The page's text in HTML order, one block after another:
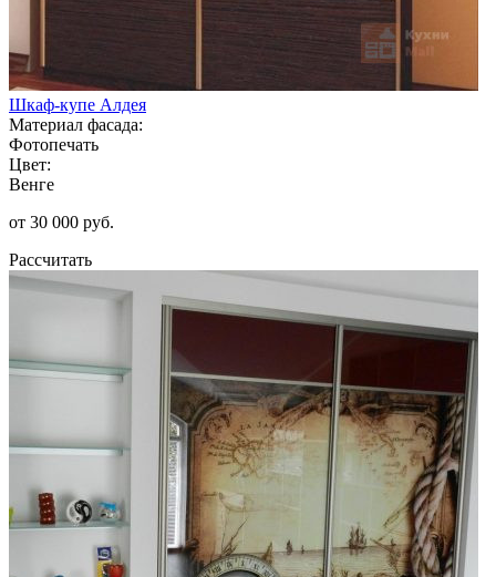
Шкаф-купе Алдея
Материал фасада:
Фотопечать
Цвет:
Венге
от 30 000 руб.
Рассчитать